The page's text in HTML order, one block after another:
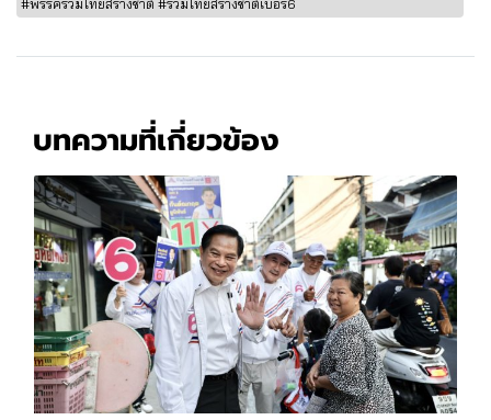
#พรรครวมไทยสร้างชาติ #รวมไทยสร้างชาติเบอร์6
บทความที่เกี่ยวข้อง